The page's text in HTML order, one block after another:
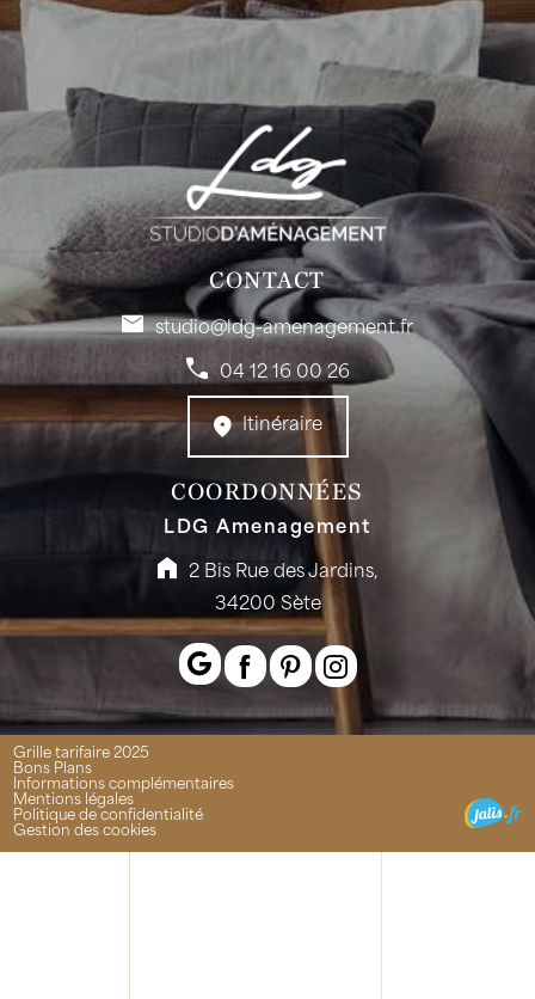
CONTACT
studio@ldg-amenagement.fr
04 12 16 00 26
Itinéraire
COORDONNÉES
LDG Amenagement
2 Bis Rue des Jardins,
34200 Sète
Grille tarifaire 2025
Bons Plans
Informations complémentaires
Mentions légales
Politique de confidentialité
Gestion des cookies